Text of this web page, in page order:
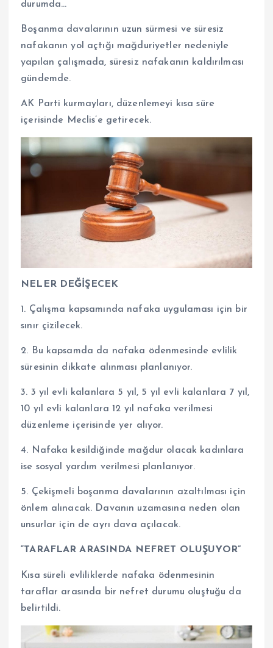
durumda…
Boşanma davalarının uzun sürmesi ve süresiz
nafakanın yol açtığı mağduriyetler nedeniyle
yapılan çalışmada, süresiz nafakanın kaldırılması
gündemde.
AK Parti kurmayları, düzenlemeyi kısa süre
içerisinde Meclis’e getirecek.
NELER DEĞİŞECEK
1. Çalışma kapsamında nafaka uygulaması için bir
sınır çizilecek.
2. Bu kapsamda da nafaka ödenmesinde evlilik
süresinin dikkate alınması planlanıyor.
3. 3 yıl evli kalanlara 5 yıl, 5 yıl evli kalanlara 7 yıl,
10 yıl evli kalanlara 12 yıl nafaka verilmesi
düzenleme içerisinde yer alıyor.
4. Nafaka kesildiğinde mağdur olacak kadınlara
ise sosyal yardım verilmesi planlanıyor.
5. Çekişmeli boşanma davalarının azaltılması için
önlem alınacak. Davanın uzamasına neden olan
unsurlar için de ayrı dava açılacak.
“TARAFLAR ARASINDA NEFRET OLUŞUYOR”
Kısa süreli evliliklerde nafaka ödenmesinin
taraflar arasında bir nefret durumu oluştuğu da
belirtildi.